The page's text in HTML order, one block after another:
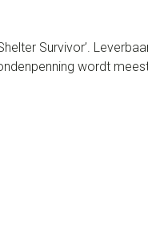
Survivor’.
wordt